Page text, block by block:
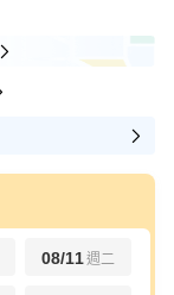
08/11週二